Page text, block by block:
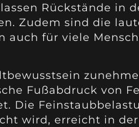
Rückstände in
Zudem sind die
auch für viele
Fußabdruck von
Die
wird, erreicht in